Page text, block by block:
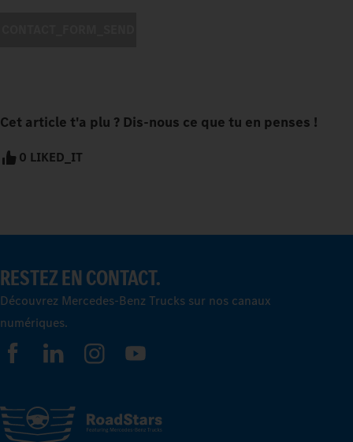
Cet article t'a plu ? Dis-nous ce que tu en penses !
0 LIKED_IT
RESTEZ EN CONTACT.
Découvrez Mercedes-Benz Trucks sur nos canaux
numériques.